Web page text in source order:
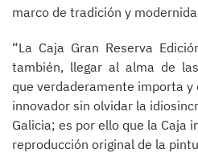
marco de tradición y
“La Caja Gran Reserva
también, llegar al alma de
que verdaderamente importa y
innovador sin olvidar la
Galicia; es por ello que la Caja
reproducción original de la